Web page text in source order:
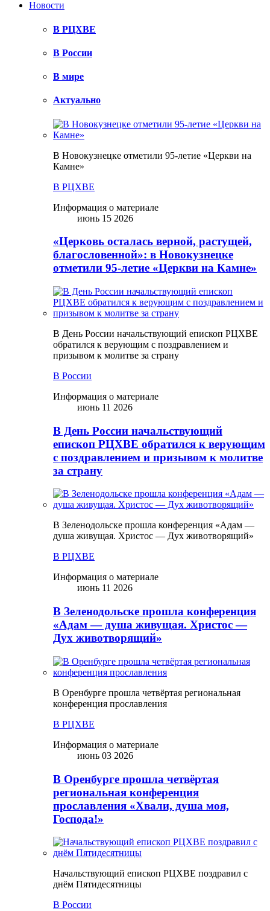
Новости
В РЦХВЕ
В России
В мире
Актуально
В Новокузнецке отметили 95-летие «Церкви на
Камне»
В РЦХВЕ
Информация о материале
июнь 15 2026
«Церковь осталась верной, растущей,
благословенной»: в Новокузнецке
отметили 95-летие «Церкви на Камне»
В День России начальствующий епископ РЦХВЕ
обратился к верующим с поздравлением и
призывом к молитве за страну
В России
Информация о материале
июнь 11 2026
В День России начальствующий
епископ РЦХВЕ обратился к верующим
с поздравлением и призывом к молитве
за страну
В Зеленодольске прошла конференция «Адам —
душа живущая. Христос — Дух животворящий»
В РЦХВЕ
Информация о материале
июнь 11 2026
В Зеленодольске прошла конференция
«Адам — душа живущая. Христос —
Дух животворящий»
В Оренбурге прошла четвёртая региональная
конференция прославления
В РЦХВЕ
Информация о материале
июнь 03 2026
В Оренбурге прошла четвёртая
региональная конференция
прославления «Хвали, душа моя,
Господа!»
Начальствующий епископ РЦХВЕ поздравил с
днём Пятидесятницы
В России